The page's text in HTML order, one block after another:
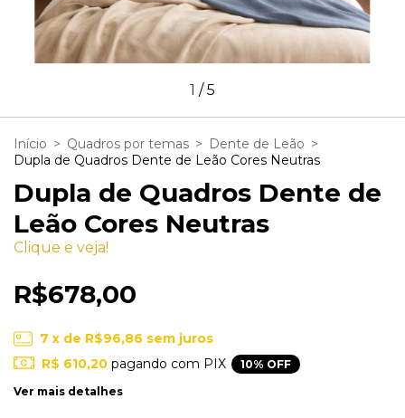
1 /5
Início > Quadros por temas > Dente de Leão >
Dupla de Quadros Dente de Leão Cores Neutras
Dupla de Quadros Dente de
Leão Cores Neutras
Clique e veja!
R$678,00
7 x de R$96,86 sem juros
R$ 610,20 pagando com PIX
10% OFF
Ver mais detalhes